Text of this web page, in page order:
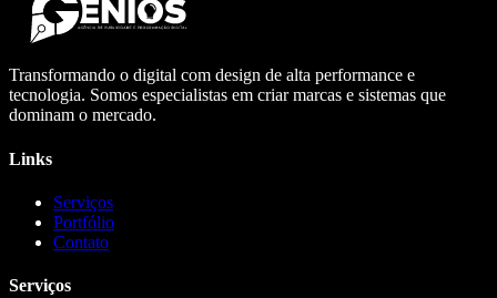
Transformando o digital com design de alta performance e
tecnologia. Somos especialistas em criar marcas e sistemas que
dominam o mercado.
Links
Serviços
Portfólio
Contato
Serviços